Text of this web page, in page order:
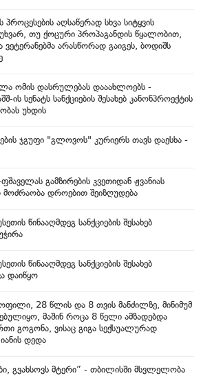
პროცესების აღსაწერად სხვა სიტყვის
თუ ქოცური პროპაგანდის წყალობით,
ვეტერანებმა არასწორად გაიგეს, ბოდიშს
ომის დასრულებას დააახლოებს -
სენატს სანქციების შესახებ კანონპროექტის
უხდის
ჯგუფი "გლოვოს" კურიერს თავს დაესხა -
ფშაველას გამზირების კვეთიდან ჟვანიას
დროებით შეიზღუდება
წინააღმდეგ სანქციების შესახებ
წინააღმდეგ სანქციების შესახებ
დაიწყო
28 წლის და 8 თვის მანძილზე, მინიმუმ
მაშინ როცა 8 წელი ამზადებდა
გოგონა, ვისაც გიგა სექსუალურად
დედა
გვახსოვს მტერი” - თბილისში მსვლელობა